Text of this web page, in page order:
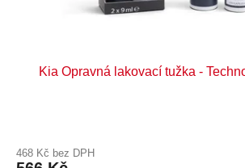
Kia Opravná lakovací tužka -
468 Kč bez DPH